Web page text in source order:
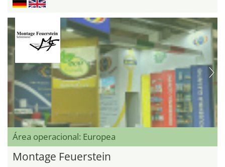
Área operacional: Europea
Montage Feuerstein